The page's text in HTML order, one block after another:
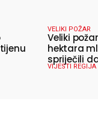
VELIKI POŽAR
Veliki
hektara
spriječili
katastrofe
VIJESTI REGIJA